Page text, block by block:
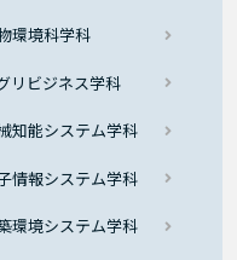
環境科学科
ビジネス学科
能システム学科
報システム学科
境システム学科